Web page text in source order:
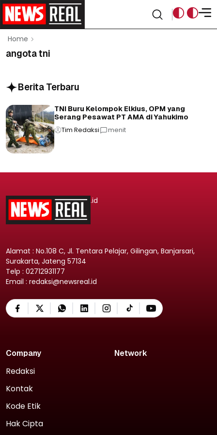
Home
angota tni
Berita Terbaru
TNI Buru Kelompok Elkius, OPM yang
Serang Pesawat PT AMA di Yahukimo
Tim Redaksi menit
.id
Alamat : No.108 C, Jl. Tentara Pelajar, Gilingan, Banjarsari,
Surakarta, Jateng 57134
Telp : 02712931177
Email : redaksi@newsreal.id
Company
Redaksi
Kontak
Kode Etik
Hak Cipta
Network